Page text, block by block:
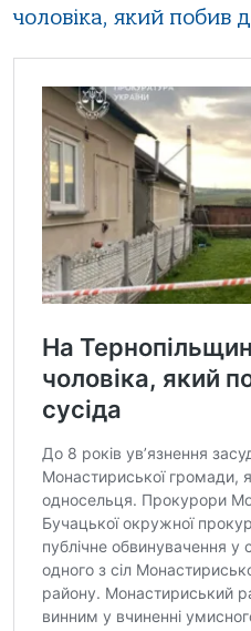
чоловіка, який побив